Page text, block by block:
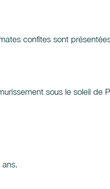
confites sont
sous le soleil de